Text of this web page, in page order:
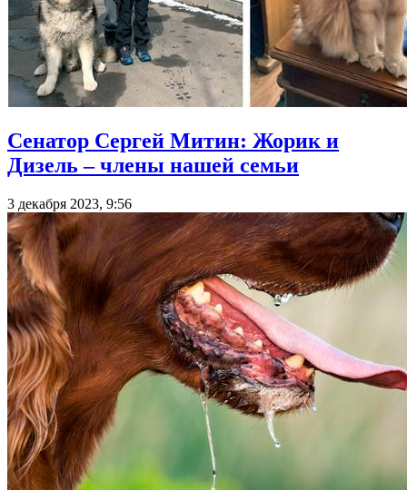
Сенатор Сергей Митин: Жорик и
Дизель – члены нашей семьи
3 декабря 2023, 9:56